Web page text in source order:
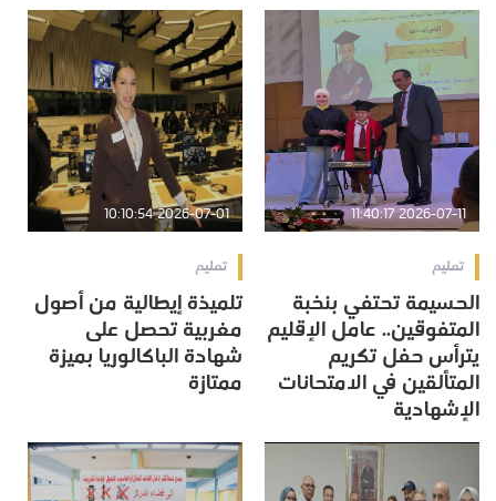
2026-07-11 11:40:17
تعليم
الحسيمة تحتفي بنخبة
المتفوقين.. عامل الإقليم
يترأس حفل تكريم
المتألقين في الامتحانات
الإشهادية
2026-07-01 10:10:54
تعليم
تلميذة إيطالية من أصول
مغربية تحصل على
شهادة الباكالوريا بميزة
ممتازة